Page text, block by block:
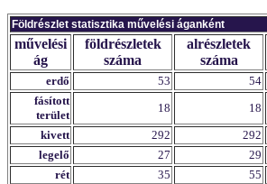
Földrészlet statisztika művelési áganként
művelési
ág
földrészletek
száma
alrészletek
száma
erdő 53 54
fásított
terület
18 18
kivett
292 292
legelő
27 29
rét
35 55